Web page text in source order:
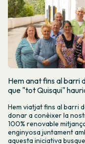
Hem anat fins al barri
que "tot Quisqui"
Hem viatjat fins al barri
donar a conèixer la
100% renovable
enginyosa juntament
aquesta iniciativa